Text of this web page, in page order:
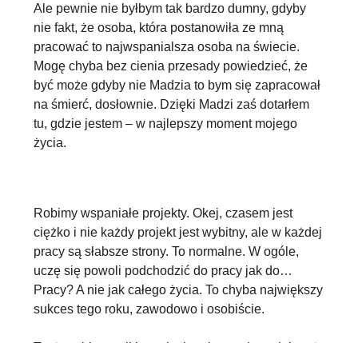
Ale pewnie nie byłbym tak bardzo dumny, gdyby
nie fakt, że osoba, która postanowiła ze mną
pracować to najwspanialsza osoba na świecie.
Mogę chyba bez cienia przesady powiedzieć, że
być możegdyby nie Madzia to bym się zapracował
na śmierć, dosłownie. Dzięki Madzi zaś dotarłem
tu, gdzie jestem – w najlepszy moment mojego
życia.
Robimy wspaniałe projekty. Okej, czasem jest
ciężko i nie każdy projekt jest wybitny, ale w każdej
pracy są słabsze strony. To normalne. W ogóle,
uczę się powoli podchodzić do pracy jak do…
Pracy? A nie jak całego życia. To chyba największy
sukces tego roku, zawodowo i osobiście.